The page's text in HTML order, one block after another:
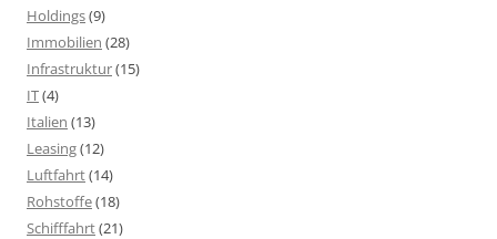
Holdings(9)
Immobilien (28)
Infrastruktur(15)
IT(4)
Italien (13)
Leasing(12)
Luftfahrt(14)
Rohstoffe(18)
Schifffahrt(21)